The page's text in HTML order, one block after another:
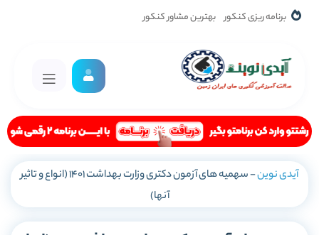
برنامه ریزی کنکور بهترین مشاور کنکور
آیدی نوین-
سهمیه های آزمون دکتری وزارت بهداشت 1401 (انواع و تاثیر
آنها)